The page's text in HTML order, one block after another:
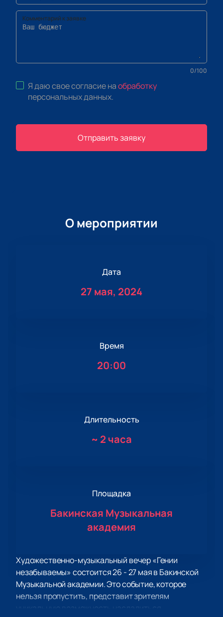
Комментарий к заявке
0/100
Я даю свое согласие наобработку
персональных данных.
Отправить заявку
О мероприятии
Дата
27 мая, 2024
Время
20:00
Длительность
~ 2 часа
Площадка
Бакинская Музыкальная
академия
Художественно-музыкальный вечер «Гении
незабываемы» состоится 26 - 27 мая в Бакинской
Музыкальной академии. Это событие, которое
нельзя пропустить, представит зрителям
уникальную возможность насладиться